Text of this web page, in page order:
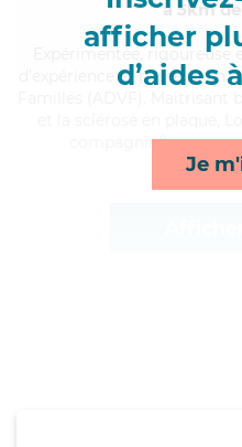
afficher
d’aides
Je
à 5km
, rigoureuse
d'expérience et possède un
compagnie/loisirs,